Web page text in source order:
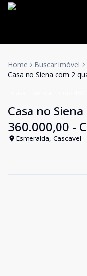
Home
Buscar imóvel
Casa no Siena com 2
Casa no
360.000,00 -
Esmeralda, Cascavel -